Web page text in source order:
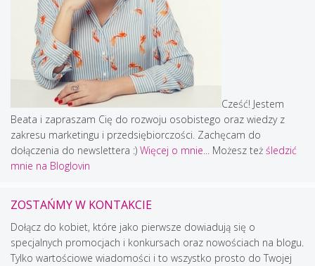
Cześć! Jestem
Beata i zapraszam Cię do rozwoju osobistego oraz wiedzy z
zakresu marketingu i przedsiębiorczości. Zachęcam do
dołączenia do newslettera :) Więcej o mnie... Możesz też śledzić
mnie na Bloglovin
ZOSTAŃMY W KONTAKCIE
Dołącz do kobiet, które jako pierwsze dowiadują się o
specjalnych promocjach i konkursach oraz nowościach na blogu.
Tylko wartościowe wiadomości i to wszystko prosto do Twojej